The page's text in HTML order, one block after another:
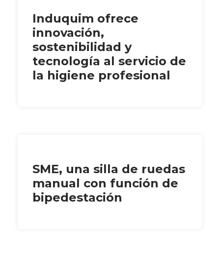
Induquim ofrece
innovación,
sostenibilidad y
tecnología al servicio de
la higiene profesional
SME, una silla de ruedas
manual con función de
bipedestación